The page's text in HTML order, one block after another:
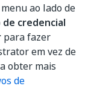
ao lado de
credencial
para fazer
em vez de
obter mais
de